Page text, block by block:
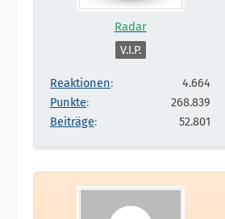
Radar
V.I.P.
Reaktionen
4.664
Punkte
268.839
Beiträge
52.801